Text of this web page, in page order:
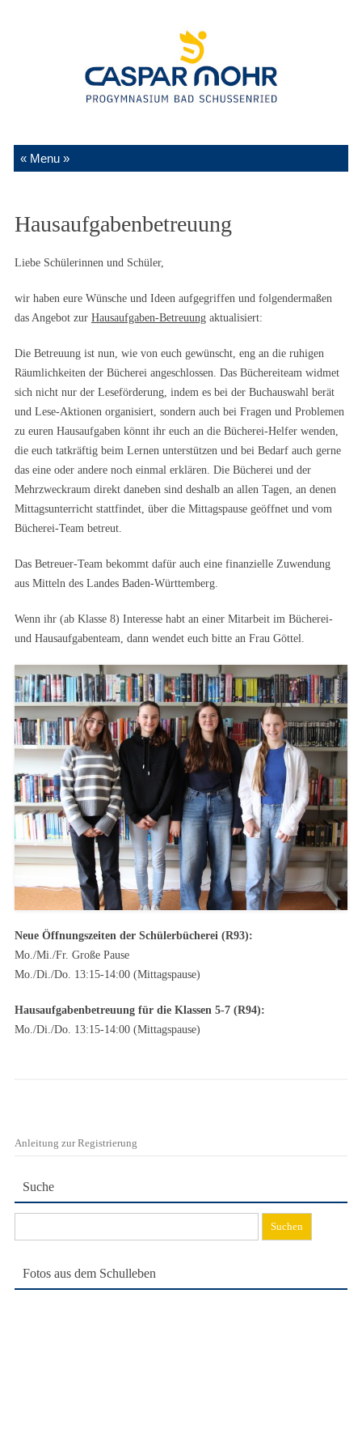
Zum Inhalt springen
Hausaufgabenbetreuung
Liebe Schülerinnen und Schüler,
wir haben eure Wünsche und Ideen aufgegriffen und folgendermaßen
das Angebot zur Hausaufgaben-Betreuung aktualisiert:
Die Betreuung ist nun, wie von euch gewünscht, eng an die ruhigen
Räumlichkeiten der Bücherei angeschlossen. Das Büchereiteam widmet
sich nicht nur der Leseförderung, indem es bei der Buchauswahl berät
und Lese-Aktionen organisiert, sondern auch bei Fragen und Problemen
zu euren Hausaufgaben könnt ihr euch an die Bücherei-Helfer wenden,
die euch tatkräftig beim Lernen unterstützen und bei Bedarf auch gerne
das eine oder andere noch einmal erklären. Die Bücherei und der
Mehrzweckraum direkt daneben sind deshalb an allen Tagen, an denen
Mittagsunterricht stattfindet, über die Mittagspause geöffnet und vom
Bücherei-Team betreut.
Das Betreuer-Team bekommt dafür auch eine finanzielle Zuwendung
aus Mitteln des Landes Baden-Württemberg.
Wenn ihr (ab Klasse 8) Interesse habt an einer Mitarbeit im Bücherei-
und Hausaufgabenteam, dann wendet euch bitte an Frau Göttel.
Neue Öffnungszeiten der Schülerbücherei (R93):
Mo./Mi./Fr. Große Pause
Mo./Di./Do. 13:15-14:00 (Mittagspause)
Hausaufgabenbetreuung für die Klassen 5-7 (R94):
Mo./Di./Do. 13:15-14:00 (Mittagspause)
Anleitung zur Registrierung
Suche
nach:
Fotos aus dem Schulleben